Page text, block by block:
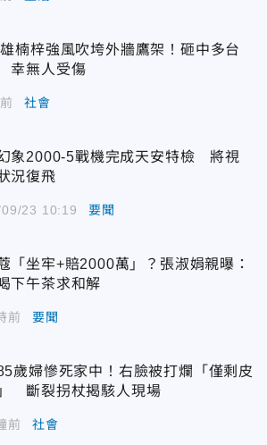
楠梓強風吹垮外牆鷹架！砸中多台
幸無人受傷
社會
象2000-5戰機完成天安特檢 將視
況復飛
23 10:19 要聞
「坐牢+賠2000萬」？張淑娟親曝：
下午茶求和解
前 要聞
歲婦慘死家中！右臉被打爛「僅剩皮
斷裂拐杖揭駭人現場
前 社會